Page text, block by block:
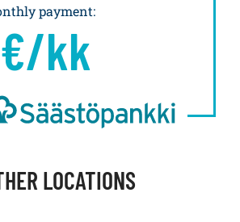
payment:
€/kk
LOCATIONS